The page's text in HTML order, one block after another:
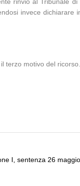
invece dichiarare
terzo motivo del ricorso.
I, sentenza 26